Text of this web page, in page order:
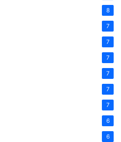
8
7
7
7
7
7
7
6
6